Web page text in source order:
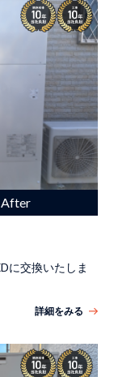
に交換いたしま
詳細をみる